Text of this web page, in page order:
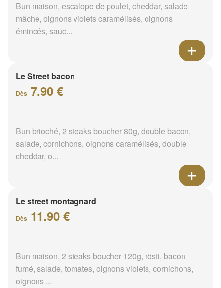
Bun maison, escalope de poulet, cheddar, salade
mâche, oignons violets caramélisés, oignons
émincés, sauc...
Le Street bacon
Dès 7.90 €
Bun brioché, 2 steaks boucher 80g, double bacon,
salade, cornichons, oignons caramélisés, double
cheddar, o...
Le street montagnard
Dès 11.90 €
Bun maison, 2 steaks boucher 120g, rösti, bacon
fumé, salade, tomates, oignons violets, cornichons,
oignons ...